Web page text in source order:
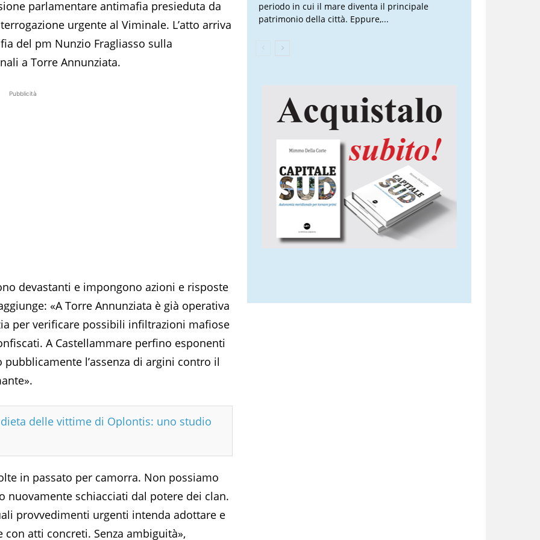
parlamentare antimafia presieduta da
urgente al Viminale. L’atto arriva
del pm Nunzio Fragliasso sulla
a Torre Annunziata.
Pubblicità
devastanti e impongono azioni e risposte
«A Torre Annunziata è già operativa
per verificare possibili infiltrazioni mafiose
A Castellammare perfino esponenti
l’assenza di argini contro il
delle vittime di Oplontis: uno studio
in passato per camorra. Non possiamo
schiacciati dal potere dei clan.
provvedimenti urgenti intenda adottare e
atti concreti. Senza ambiguità»,
periodo in cui il mare diventa il principale
patrimonio della città. Eppure,...